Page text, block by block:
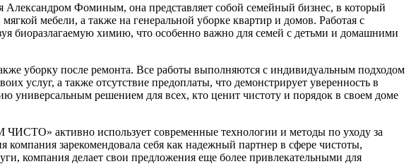
Фоминым, она представляет собой семейный бизнес, в который
мебели, а также на генеральной уборке квартир и домов. Работая с
биоразлагаемую химию, что особенно важно для семей с детьми и домашними
уборку после ремонта. Все работы выполняются с индивидуальным подходом
услуг, а также отсутствие предоплаты, что демонстрирует уверенность в
универсальным решением для всех, кто ценит чистоту и порядок в своем доме
активно использует современные технологии и методы по уходу за
компания зарекомендовала себя как надежный партнер в сфере чистоты,
компания делает свои предложения еще более привлекательными для